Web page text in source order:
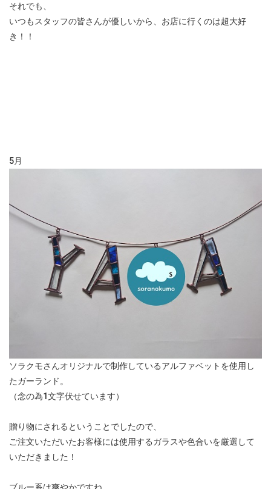
それでも、
いつもスタッフの皆さんが優しいから、お店に行くのは超大好
き！！
5月
ソラクモさんオリジナルで制作しているアルファベットを使用し
たガーランド。
（念の為1文字伏せています）
贈り物にされるということでしたので、
ご注文いただいたお客様には使用するガラスや色合いを厳選して
いただきました！
ブルー系は爽やかですね。